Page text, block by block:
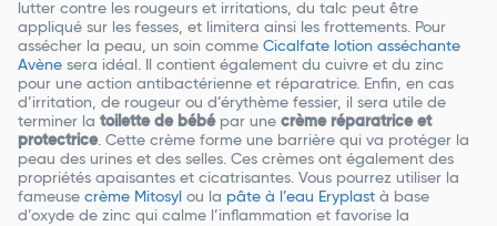
lutter contre les rougeurs et irritations, du talc peut être
appliqué sur les fesses, et limitera ainsi les frottements. Pour
assécher la peau, un soin comme Cicalfate lotion asséchante
Avène sera idéal. Il contient également du cuivre et du zinc
pour une action antibactérienne et réparatrice. Enfin, en cas
d’irritation, de rougeur ou d’érythème fessier, il sera utile de
terminer la toilette de bébépar une crème réparatrice et
protectrice. Cette crème forme une barrière qui va protéger la
peau des urines et des selles. Ces crèmes ont également des
propriétés apaisantes et cicatrisantes. Vous pourrez utiliser la
fameuse crème Mitosyl ou la pâte à l’eau Eryplast à base
d’oxyde de zinc qui calme l’inflammation et favorise la